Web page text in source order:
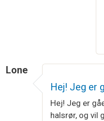
Lone
Hej! Jeg er
Hej! Jeg er
halsrør, og vil